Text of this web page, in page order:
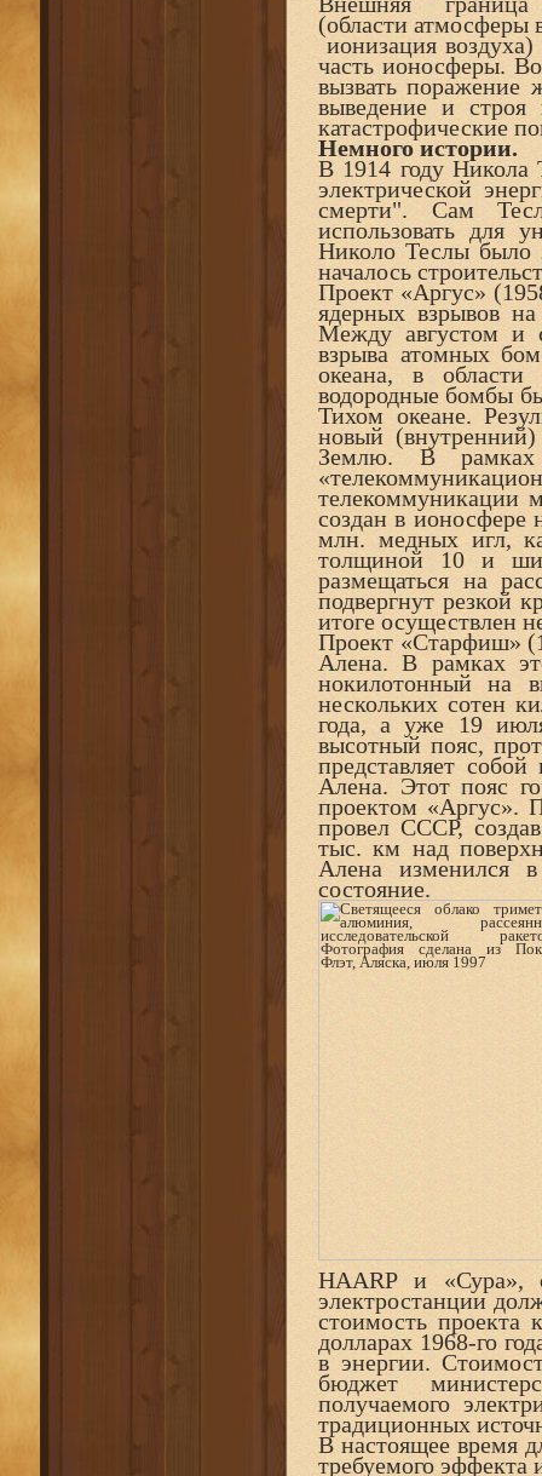
(области атмосферы
ионизация
часть ионосферы.
вызвать поражение
выведение и строя
катастрофические
Немного истории.
В 1914 году Никола
электрической
смерти". Сам
использовать для
Николо Теслы было
началось
Проект «Аргус»
ядерных взрывов
Между августом и
взрыва атомных
океана, в
водородные бомбы
Тихом океане.
новый
Землю. В рамках
телекоммуникации
создан в ионосфере
млн. медных игл,
толщиной 10 и
размещаться на
подвергнут резкой
итоге осуществлен
Проект «Старфиш»
Алена. В рамках
нокилотонный на
нескольких сотен
года, а уже 19
высотный пояс,
представляет
Алена. Этот пояс
проектом «Аргус».
провел СССР,
тыс. км над
Алена изменился
состояние.
HAARP и «Сура»,
электростанции
стоимость проекта
долларах 1968-го
в энергии.
бюджет
получаемого
традиционных
В настоящее время
требуемого эффекта